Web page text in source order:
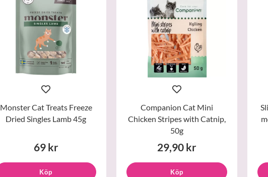
Monster Cat Treats Freeze
Dried Singles Lamb 45g
69 kr
Köp
Companion Cat Mini
Chicken Stripes with Catnip,
50g
29,90 kr
Köp